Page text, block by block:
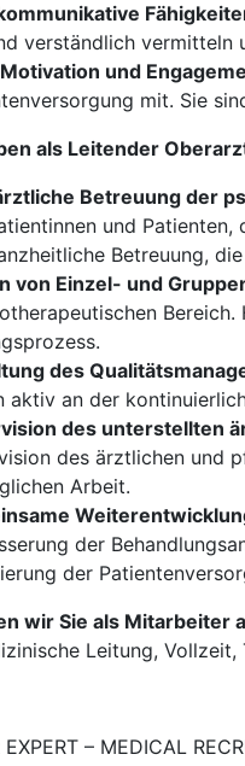
verständlich vermitteln
und
mit. Sie
als Leitender
Betreuung der
und
Betreuung,
von Einzel- und
des
aktiv an der
des unterstellten
des ärztlichen und
Arbeit.
der
der
wir Sie als Mitarbeiter
Leitung, Vollzeit,
EXPERT – MEDICAL